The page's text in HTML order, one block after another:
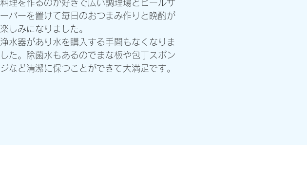
料理を作るのが好きで広い調理場とビールサ
ーバーを置けて毎日のおつまみ作りと晩酌が
楽しみになりました。
浄水器があり水を購入する手間もなくなりま
した。除菌水もあるのでまな板や包丁スポン
ジなど清潔に保つことができて大満足です。